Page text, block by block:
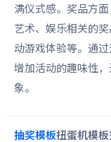
满仪式感。奖品方
艺术、娱乐相关的
动游戏体验等。通
增加活动的趣味性
象。
抽奖模板扭蛋机模板